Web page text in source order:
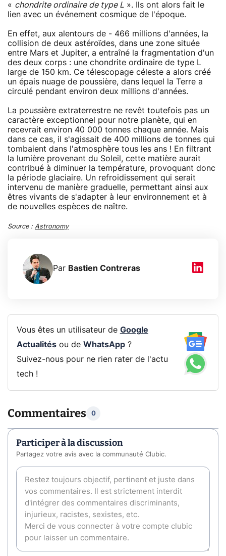
« chondrite ordinaire de type L ». Ils ont alors fait le
lien avec un événement cosmique de l'époque.
En effet, aux alentours de - 466 millions d'années, la
collision de deux astéroïdes, dans une zone située
entre Mars et Jupiter, a entraîné la fragmentation d'un
des deux corps : une chondrite ordinaire de type L
large de 150 km. Ce télescopage céleste a alors créé
un épais nuage de poussière, dans lequel la Terre a
circulé pendant environ deux millions d'années.
La poussière extraterrestre ne revêt toutefois pas un
caractère exceptionnel pour notre planète, qui en
recevrait environ 40 000 tonnes chaque année. Mais
dans ce cas, il s'agissait de 400 millions de tonnes qui
tombaient dans l'atmosphère tous les ans ! En filtrant
la lumière provenant du Soleil, cette matière aurait
contribué à diminuer la température, provoquant donc
la période glaciaire. Un refroidissement qui serait
intervenu de manière graduelle, permettant ainsi aux
êtres vivants de s'adapter à leur environnement et à
de nouvelles espèces de naître.
Source : Astronomy
Par Bastien Contreras
Vous êtes un utilisateur de Google
Actualitésou de WhatsApp?
Suivez-nous pour ne rien rater de l'actu
tech !
Commentaires 0
Participer à la discussion
Partagez votre avis avec la communauté Clubic.